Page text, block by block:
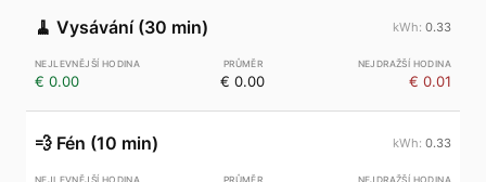
🧹 Vysávání (30 min) 0.33
€ 0.00 € 0.00 € 0.01
💨 Fén (10 min) 0.33